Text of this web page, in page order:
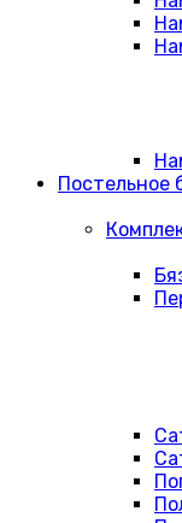
Постельное